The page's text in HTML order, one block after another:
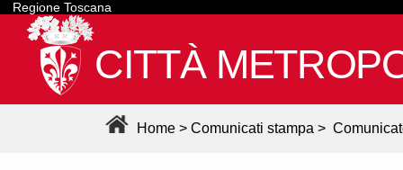
Regione Toscana
CITTÀ
Home > Comunicati stampa >